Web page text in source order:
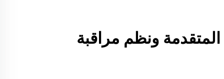
المتقدمة ونظم مراقبة